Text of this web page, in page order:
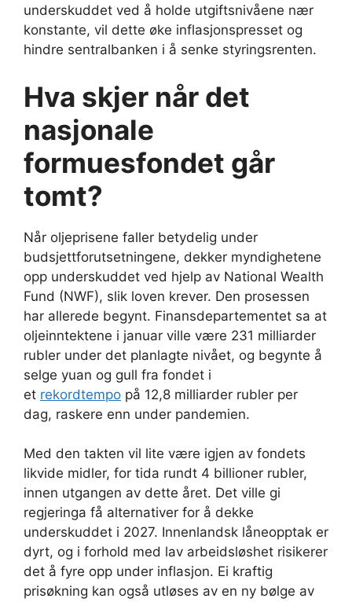
underskuddet ved å holde utgiftsnivåene nær
konstante, vil dette øke inflasjonspresset og
hindre sentralbanken i å senke styringsrenten.
Hva skjer når det
nasjonale
formuesfondet går
tomt?
Når oljeprisene faller betydelig under
budsjettforutsetningene, dekker myndighetene
opp underskuddet ved hjelp av National Wealth
Fund (NWF), slik loven krever. Den prosessen
har allerede begynt. Finansdepartementet sa at
oljeinntektene i januar ville være 231 milliarder
rubler under det planlagte nivået, og begynte å
selge yuan og gull fra fondet i
et rekordtempo på 12,8 milliarder rubler per
dag, raskere enn under pandemien.
Med den takten vil lite være igjen av fondets
likvide midler, for tida rundt 4 billioner rubler,
innen utgangen av dette året. Det ville gi
regjeringa få alternativer for å dekke
underskuddet i 2027. Innenlandsk låneopptak er
dyrt, og i forhold med lav arbeidsløshet risikerer
det å fyre opp under inflasjon. Ei kraftig
prisøkning kan også utløses av en ny bølge av